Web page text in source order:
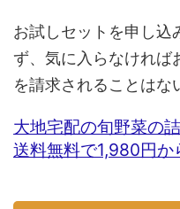
お試しセットを申し込
ず、気に入らなければ
を請求されることはな
大地宅配の旬野菜の
送料無料で1,980円か